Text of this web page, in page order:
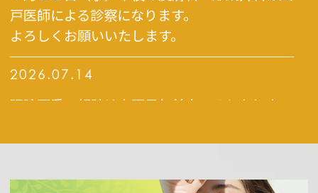
戸医師による診察になります。
よろしくお願いいたします。
2026.07.14
眼瞼下垂の相談は火曜日午前中のみとなりま
ご都合が合わない方はお電話にてご相談くださ